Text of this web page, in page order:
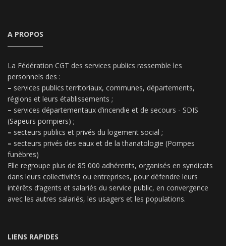
A PROPOS
La Fédération CGT des services publics rassemble les
personnels des :
– services publics territoriaux, communes, départements,
régions et leurs établissements ;
– services départementaux d’incendie et de secours - SDIS
(Sapeurs pompiers) ;
– secteurs publics et privés du logement social ;
– secteurs privés des eaux et de la thanatologie (Pompes
funèbres)
Elle regroupe plus de 85 000 adhérents, organisés en syndicats
dans leurs collectivités ou entreprises, pour défendre leurs
intérêts d’agents et salariés du service public, en convergence
avec les autres salariés, les usagers et les populations.
LIENS RAPIDES